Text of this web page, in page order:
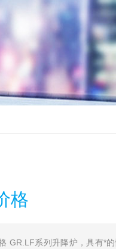
格
GR.LF系列升降炉，具有*